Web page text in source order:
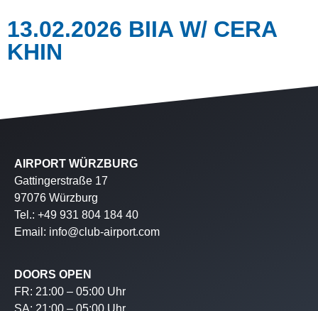
13.02.2026 BIIA W/ CERA
KHIN
AIRPORT WÜRZBURG
Gattingerstraße 17
97076 Würzburg
Tel.: +49 931 804 184 40
Email: info@club-airport.com
DOORS OPEN
FR: 21:00 – 05:00 Uhr
SA: 21:00 – 05:00 Uhr